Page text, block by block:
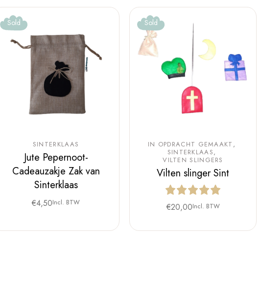
Sold
SINTERKLAAS
Jute Pepernoot-
Cadeauzakje Zak van
Sinterklaas
€4,50Incl. BTW
Sold
IN OPDRACHT GEMAAKT
SINTERKLAAS
VILTEN SLINGERS
Vilten slinger Sint
€20,00Incl. BTW